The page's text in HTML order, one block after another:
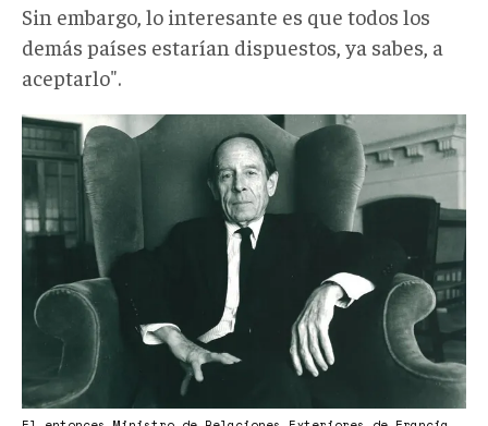
Sin embargo, lo interesante es que todos los
demás países estarían dispuestos, ya sabes, a
aceptarlo".
Michel
Jobert
Ministro
de
Asuntos
Exteriores
francés
en
1974.png